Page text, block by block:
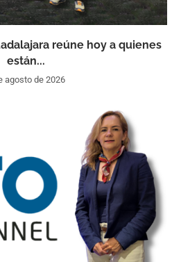
reúne hoy a quienes
están...
agosto de 2026